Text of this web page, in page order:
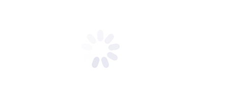
Магазин не несет ответственности за изменения,